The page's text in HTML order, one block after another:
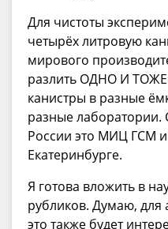
Для чистоты
четырёх литровую
мирового
разлить ОДНО И
канистры в разные
разные лаборатории.
России это МИЦ ГСМ
Екатеринбурге.
Я готова вложить в
рубликов. Думаю, для
это также будет